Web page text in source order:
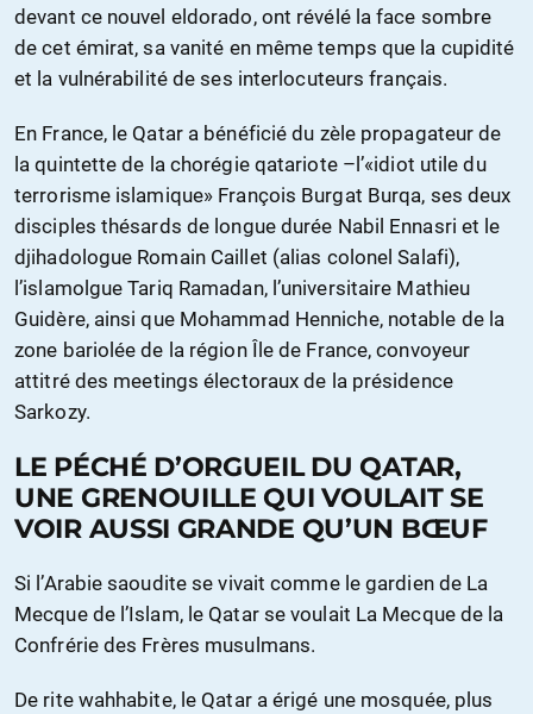
devant ce nouvel eldorado, ont révélé la face sombre
de cet émirat, sa vanité en même temps que la cupidité
et la vulnérabilité de ses interlocuteurs français.
En France, le Qatar a bénéficié du zèle propagateur de
la quintette de la chorégie qatariote –l’«idiot utile du
terrorisme islamique» François Burgat Burqa, ses deux
disciples thésards de longue durée Nabil Ennasri et le
djihadologue Romain Caillet (alias colonel Salafi),
l’islamolgue Tariq Ramadan, l’universitaire Mathieu
Guidère, ainsi que Mohammad Henniche, notable de la
zone bariolée de la région Île de France, convoyeur
attitré des meetings électoraux de la présidence
Sarkozy.
LE PÉCHÉ D’ORGUEIL DU QATAR,
UNE GRENOUILLE QUI VOULAIT SE
VOIR AUSSI GRANDE QU’UN BŒUF
Si l’Arabie saoudite se vivait comme le gardien de La
Mecque de l’Islam, le Qatar se voulait La Mecque de la
Confrérie des Frères musulmans.
De rite wahhabite, le Qatar a érigé une mosquée, plus